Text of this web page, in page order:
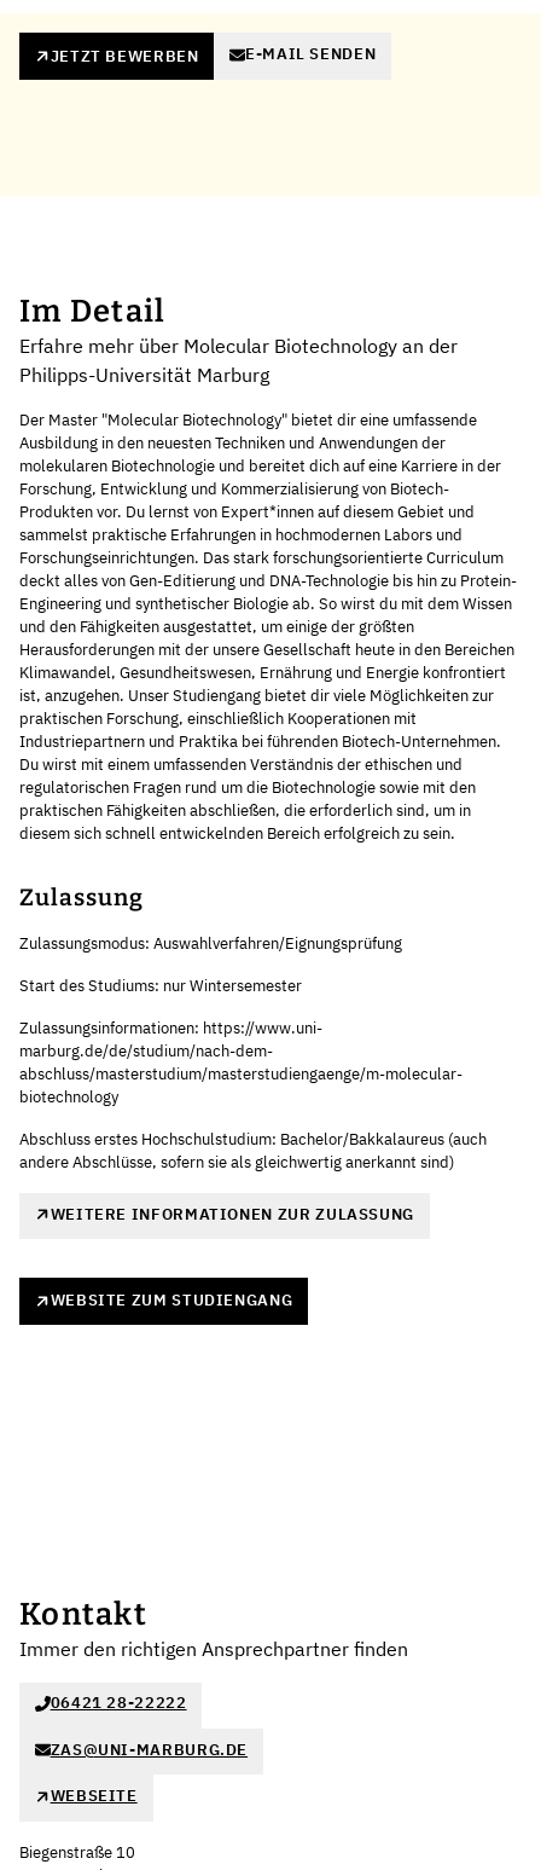
JETZT BEWERBEN E-MAIL SENDEN
Im Detail
Erfahre mehr über Molecular Biotechnology an der
Philipps-Universität Marburg
Der Master "Molecular Biotechnology" bietet dir eine umfassende
Ausbildung in den neuesten Techniken und Anwendungen der
molekularen Biotechnologie und bereitet dich auf eine Karriere in der
Forschung, Entwicklung und Kommerzialisierung von Biotech-
Produkten vor. Du lernst von Expert*innen auf diesem Gebiet und
sammelst praktische Erfahrungen in hochmodernen Labors und
Forschungseinrichtungen. Das stark forschungsorientierte Curriculum
deckt alles von Gen-Editierung und DNA-Technologie bis hin zu Protein-
Engineering und synthetischer Biologie ab. So wirst du mit dem Wissen
und den Fähigkeiten ausgestattet, um einige der größten
Herausforderungen mit der unsere Gesellschaft heute in den Bereichen
Klimawandel, Gesundheitswesen, Ernährung und Energie konfrontiert
ist, anzugehen. Unser Studiengang bietet dir viele Möglichkeiten zur
praktischen Forschung, einschließlich Kooperationen mit
Industriepartnern und Praktika bei führenden Biotech-Unternehmen.
Du wirst mit einem umfassenden Verständnis der ethischen und
regulatorischen Fragen rund um die Biotechnologie sowie mit den
praktischen Fähigkeiten abschließen, die erforderlich sind, um in
diesem sich schnell entwickelnden Bereich erfolgreich zu sein.
Zulassung
Zulassungsmodus: Auswahlverfahren/Eignungsprüfung
Start des Studiums: nur Wintersemester
Zulassungsinformationen: https://www.uni-
marburg.de/de/studium/nach-dem-
abschluss/masterstudium/masterstudiengaenge/m-molecular-
biotechnology
Abschluss erstes Hochschulstudium: Bachelor/Bakkalaureus (auch
andere Abschlüsse, sofern sie als gleichwertig anerkannt sind)
WEITERE INFORMATIONEN ZUR ZULASSUNG
WEBSITE ZUM STUDIENGANG
Kontakt
Immer den richtigen Ansprechpartner finden
06421 28-22222
ZAS@UNI-MARBURG.DE
WEBSEITE
Biegenstraße 10